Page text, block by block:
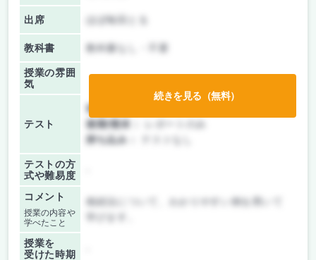
出席 ほぼ毎回とる
教科書 教科書なし・不要
授業の雰囲
気
テスト
前期/中間：
後期/期末：
持ち込み：
テストの方
式や難易度
コメント
授業の内容や
学べたこと
相続法について、わかりやすい例を用いて
授業を
受けた時期
続きを見る（無料）